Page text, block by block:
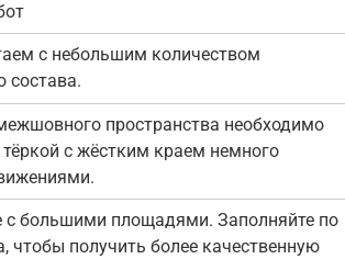
с небольшим количеством
состава.
пространства необходимо
с жёстким краем немного
с большими площадями. Заполняйте по
чтобы получить более качественную